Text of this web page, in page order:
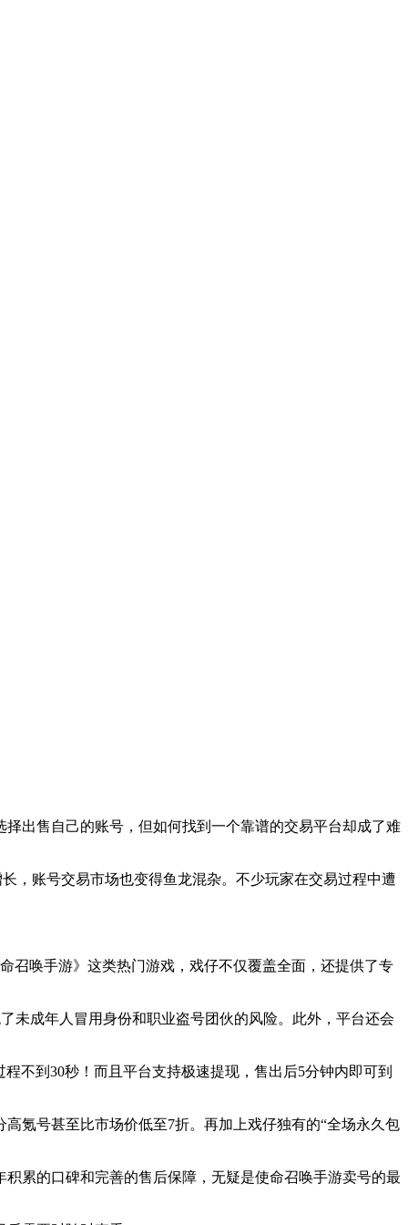
出售自己的账号，但如何找到一个靠谱的交易平台却成了难
，账号交易市场也变得鱼龙混杂。不少玩家在交易过程中遭
召唤手游》这类热门游戏，戏仔不仅覆盖全面，还提供了专
未成年人冒用身份和职业盗号团伙的风险。此外，平台还会
不到30秒！而且平台支持极速提现，售出后5分钟内即可到
氪号甚至比市场价低至7折。再加上戏仔独有的“全场永久包
累的口碑和完善的售后保障，无疑是使命召唤手游卖号的最